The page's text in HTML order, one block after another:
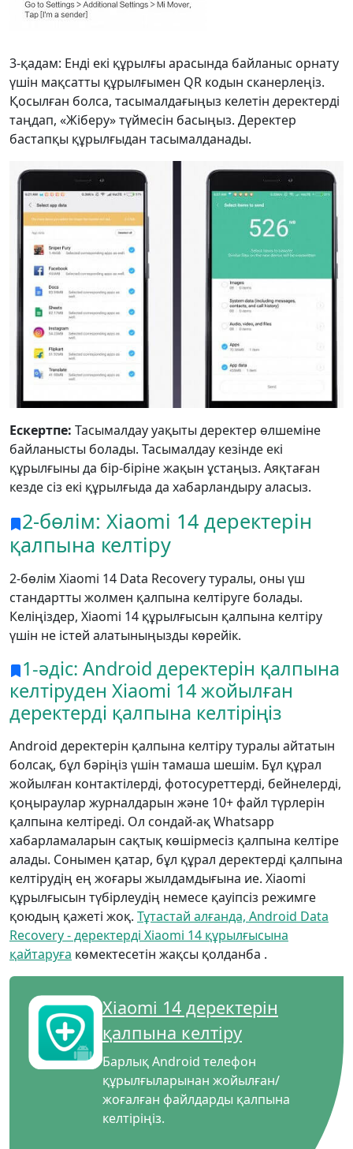
3-қадам: Енді екі құрылғы арасында байланыс орнату
үшін мақсатты құрылғымен QR кодын сканерлеңіз.
Қосылған болса, тасымалдағыңыз келетін деректерді
таңдап, «Жіберу» түймесін басыңыз. Деректер
бастапқы құрылғыдан тасымалданады.
Ескертпе: Тасымалдау уақыты деректер өлшеміне
байланысты болады. Тасымалдау кезінде екі
құрылғыны да бір-біріне жақын ұстаңыз. Аяқтаған
кезде сіз екі құрылғыда да хабарландыру аласыз.
2-бөлім: Xiaomi 14 деректерін
қалпына келтіру
2-бөлім Xiaomi 14 Data Recovery туралы, оны үш
стандартты жолмен қалпына келтіруге болады.
Келіңіздер, Xiaomi 14 құрылғысын қалпына келтіру
үшін не істей алатыныңызды көрейік.
1-әдіс: Android деректерін қалпына
келтіруден Xiaomi 14 жойылған
деректерді қалпына келтіріңіз
Android деректерін қалпына келтіру туралы айтатын
болсақ, бұл бәріңіз үшін тамаша шешім. Бұл құрал
жойылған контактілерді, фотосуреттерді, бейнелерді,
қоңыраулар журналдарын және 10+ файл түрлерін
қалпына келтіреді. Ол сондай-ақ Whatsapp
хабарламаларын сақтық көшірмесіз қалпына келтіре
алады. Сонымен қатар, бұл құрал деректерді қалпына
келтірудің ең жоғары жылдамдығына ие. Xiaomi
құрылғысын түбірлеудің немесе қауіпсіз режимге
қоюдың қажеті жоқ. Тұтастай алғанда, Android Data
Recovery - деректерді Xiaomi 14 құрылғысына
қайтаруға көмектесетін жақсы қолданба .
Xiaomi 14 деректерін
қалпына келтіру
Барлық Android телефон
құрылғыларынан жойылған/
жоғалған файлдарды қалпына
келтіріңіз.
English Nederlands
日本
Español
Deutsche
Français
Italiano
Suomalainen